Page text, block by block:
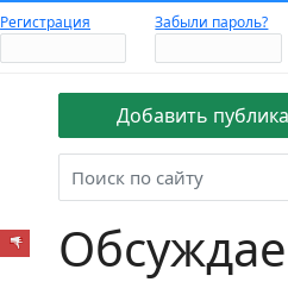
Регистрация Забыли пароль?
Добавить